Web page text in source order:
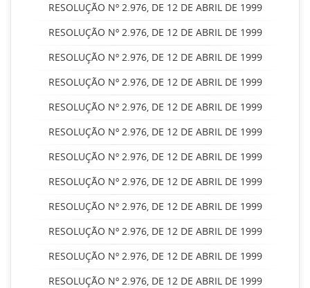
RESOLUÇÃO Nº 2.976, DE 12 DE ABRIL DE 1999
RESOLUÇÃO Nº 2.976, DE 12 DE ABRIL DE 1999
RESOLUÇÃO Nº 2.976, DE 12 DE ABRIL DE 1999
RESOLUÇÃO Nº 2.976, DE 12 DE ABRIL DE 1999
RESOLUÇÃO Nº 2.976, DE 12 DE ABRIL DE 1999
RESOLUÇÃO Nº 2.976, DE 12 DE ABRIL DE 1999
RESOLUÇÃO Nº 2.976, DE 12 DE ABRIL DE 1999
RESOLUÇÃO Nº 2.976, DE 12 DE ABRIL DE 1999
RESOLUÇÃO Nº 2.976, DE 12 DE ABRIL DE 1999
RESOLUÇÃO Nº 2.976, DE 12 DE ABRIL DE 1999
RESOLUÇÃO Nº 2.976, DE 12 DE ABRIL DE 1999
RESOLUÇÃO Nº 2.976, DE 12 DE ABRIL DE 1999